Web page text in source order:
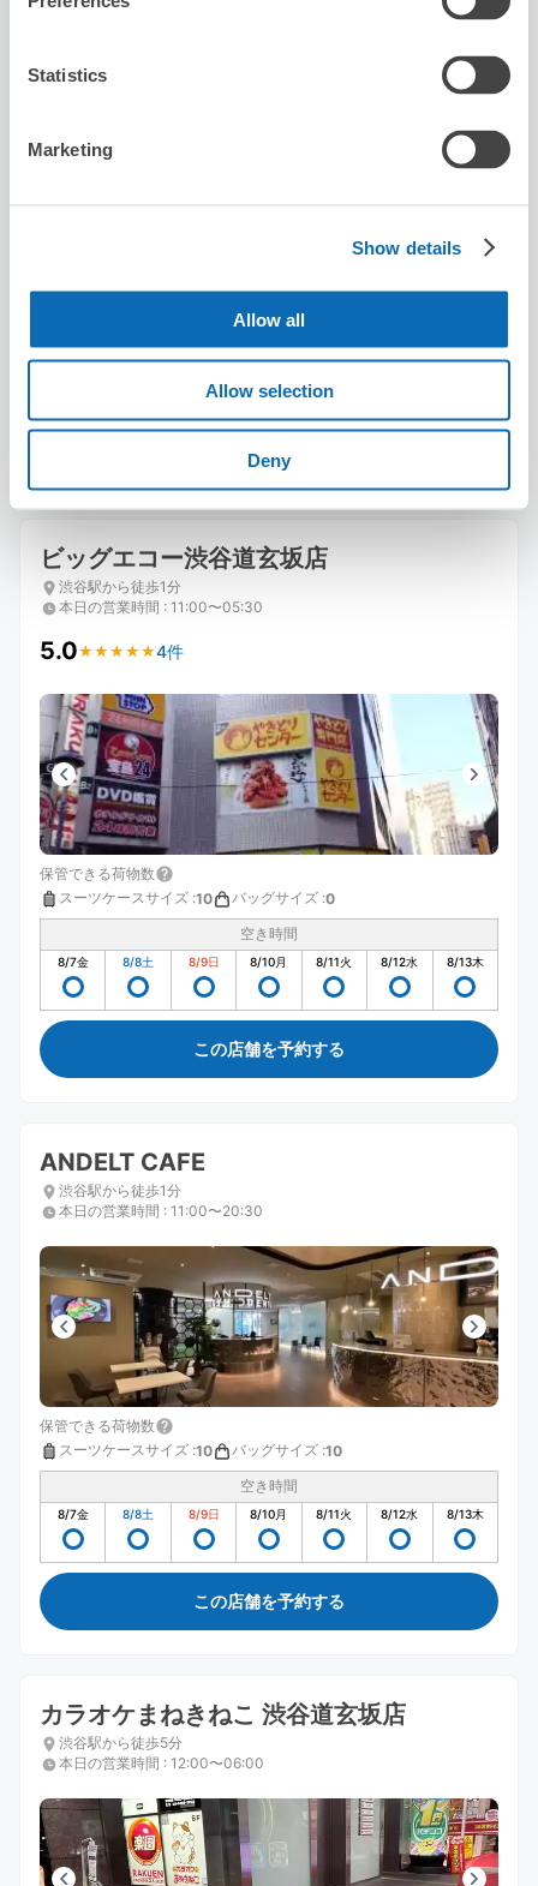
Statistics
Marketing
Show details
Allow all
Allow selection
Deny
ラムしゃぶ金の目 渋谷店
スーツケースサイズ:2 バッグサイズ:2
空き時間
8/7金 8/8土 8/9日 8/10月 8/11火 8/12水 8/13木
ビッグエコー渋谷道玄坂店
渋谷駅から徒歩1分
本日の営業時間 : 11:00〜05:30
5.0★ ★ ★ ★ ★
★ ★ ★ ★ ★4件
保管できる荷物数
スーツケースサイズ :10 バッグサイズ :0
空き時間
8/7金 8/8土 8/9日 8/10月 8/11火 8/12水 8/13木
この店舗を予約する
ANDELT CAFE
渋谷駅から徒歩1分
本日の営業時間 : 11:00〜20:30
保管できる荷物数
スーツケースサイズ :10 バッグサイズ :10
空き時間
8/7金 8/8土 8/9日 8/10月 8/11火 8/12水 8/13木
この店舗を予約する
カラオケまねきねこ 渋谷道玄坂店
渋谷駅から徒歩5分
本日の営業時間 : 12:00〜06:00